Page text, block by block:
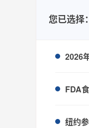
您已选择：
2026
FDA
纽约